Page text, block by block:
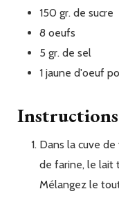
150 gr. de sucre
8 oeufs
5 gr. de sel
1 jaune d'oeuf
Instructions
Dans la cuve de votre robot, déposez 200 grammes
de farine, le lait
Mélangez le